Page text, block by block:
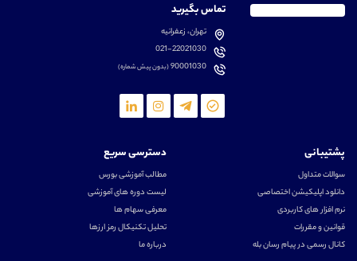
تماس بگیرید
تهران، زعفرانیه
021-22021030
90001030(بدون پیش شماره)
پشتیبانی
سوالات متداول
دانلود اپلیکیشن اختصاصی
نرم افزار های کاربردی
قوانین و مقررات
کانال رسمی در پیام رسان بله
دسترسی سریع
مطالب آموزشی بورس
لیست دوره های آموزشی
معرفی سهام ها
تحلیل تکنیکال رمز ارزها
درباره ما